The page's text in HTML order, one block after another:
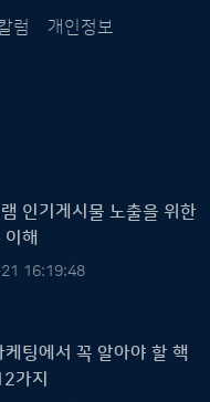
럼 개인정보
인기게시물 노출을 위한
해
16:19:48
케팅에서 꼭 알아야 할 핵
가지